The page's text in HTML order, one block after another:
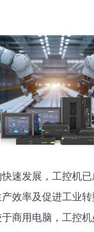
速发展，工控机
效率及促进工业
商用电脑，工控